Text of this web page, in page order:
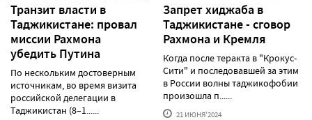
Транзит власти в
Таджикистане: провал
миссии Рахмона
убедить Путина
По нескольким достоверным
источникам, во время визита
российской делегации в
Таджикистан (8–1......
Запрет хиджаба в
Таджикистане - сговор
Рахмона и Кремля
Когда после теракта в "Крокус-
Сити" и последовавшей за этим
в России волны таджикофобии
произошла п......
21 ИЮНЯ'2024